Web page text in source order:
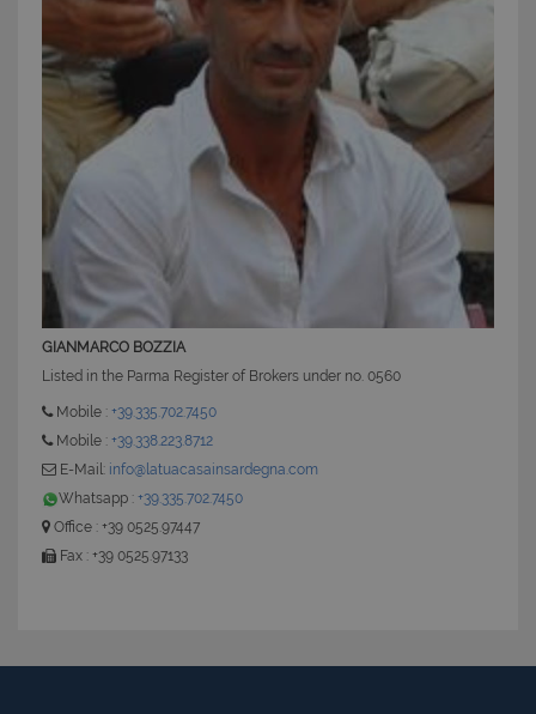
GIANMARCO BOZZIA
Listed in the Parma Register of Brokers under no. 0560
Mobile : +39.335.702.7450
Mobile : +39.338.223.8712
E-Mail: info@latuacasainsardegna.com
Whatsapp : +39.335.702.7450
Office : +39 0525.97447
Fax : +39 0525.97133
CookieScriptConsent
6 mesi 5
giorni